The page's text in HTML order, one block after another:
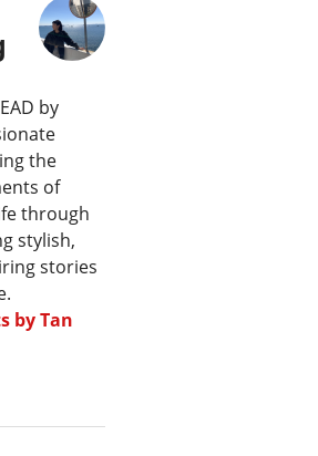
by
the
of
through
stylish,
stories
by Tan